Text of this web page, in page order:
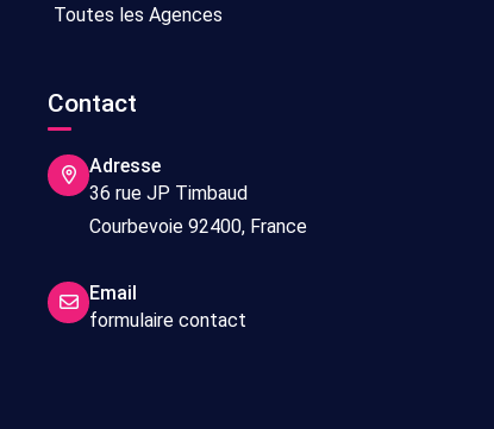
Toutes les Agences
Contact
Adresse
36 rue JP Timbaud
Courbevoie 92400, France
Email
formulaire contact